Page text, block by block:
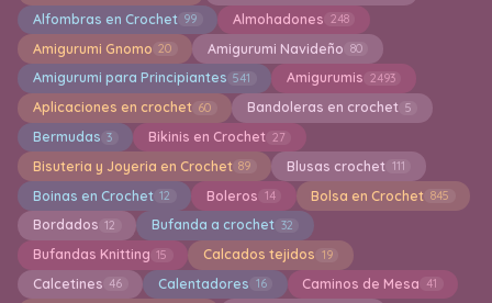
Alfombras en Crochet 99 Almohadones 248
Amigurumi Gnomo 20 Amigurumi Navideño 80
Amigurumi para Principiantes 541 Amigurumis 2493
Aplicaciones en crochet 60 Bandoleras en crochet 5
Bermudas 3 Bikinis en Crochet 27
Bisuteria y Joyeria en Crochet 89 Blusas crochet 111
Boinas en Crochet 12 Boleros 14 Bolsa en Crochet 845
Bordados 12 Bufanda a crochet 32
Bufandas Knitting 15 Calcados tejidos 19
Calcetines 46 Calentadores 16 Caminos de Mesa 41